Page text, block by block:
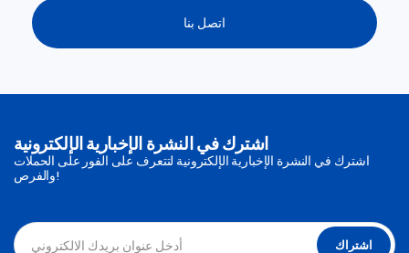
اتصل بنا
اشترك في النشرة الإخبارية الإلكترونية
اشترك في النشرة الإخبارية الإلكترونية لتتعرف على الفور على الحملات
والفرص!
اشتراك